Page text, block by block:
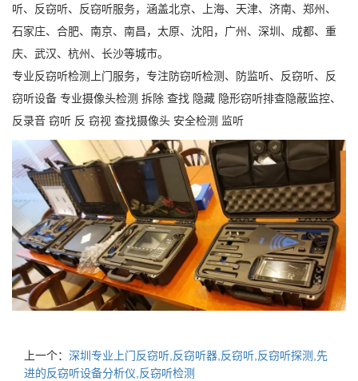
听、反窃听、反窃听服务， 涵盖北京、上海、 天津、 济南、 郑州 、
石家庄、 合肥、 南京、 南昌，太原、 沈阳， 广州、深圳、成都、重
庆、武汉、杭州、长沙等城市。
专业反窃听检测上门服务，专注防窃听检测、防监听、反窃听、反
窃听设备 专业摄像头检测 拆除 查找 隐藏 隐形窃听排查隐蔽监控、
反录音 窃听 反 窃视 查找摄像头 安全检测 监听
上一个： 深圳专业上门反窃听,反窃听器,反窃听,反窃听探测,先
进的反窃听设备分析仪,反窃听检测